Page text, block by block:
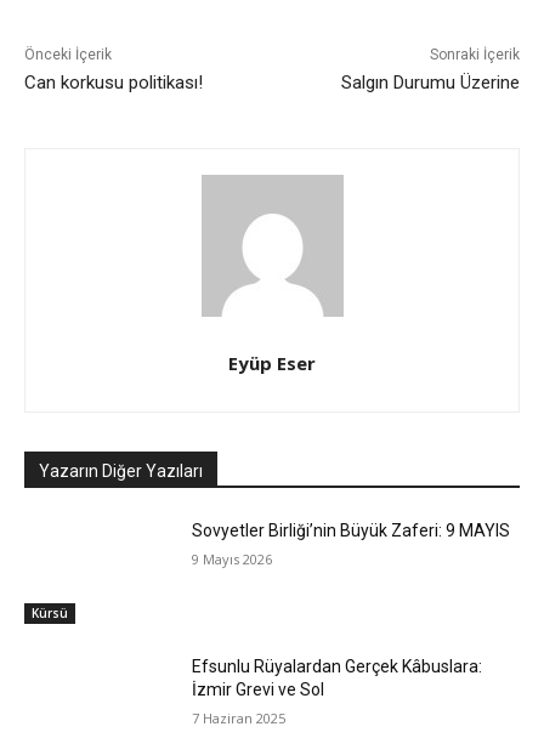
Önceki İçerik
Can korkusu politikası!
Sonraki İçerik
Salgın Durumu Üzerine
Eyüp Eser
Yazarın Diğer Yazıları
Kürsü
Sovyetler Birliği’nin Büyük Zaferi: 9 MAYIS
9 Mayıs 2026
Efsunlu Rüyalardan Gerçek Kâbuslara:
İzmir Grevi ve Sol
7 Haziran 2025